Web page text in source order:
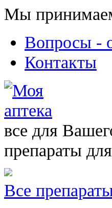
Мы
Вопросы -
Контакты
все для
препараты
Все